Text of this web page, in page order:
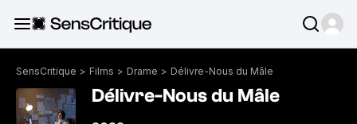
SensCritique > Films > Drame > Délivre-Nous du Mâle
Délivre-Nous du Mâle